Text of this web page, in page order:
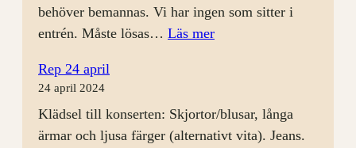
behöver bemannas. Vi har ingen som sitter i
entrén. Måste lösas… Läs mer:
Rep 24 april
24 april 2024
Klädsel till konserten: Skjortor/blusar, långa
ärmar och ljusa färger (alternativt vita). Jeans.